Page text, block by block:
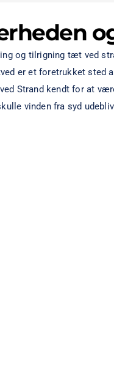
og tilrigning tæt ved
er et foretrukket sted
Strand kendt for at
vinden fra syd